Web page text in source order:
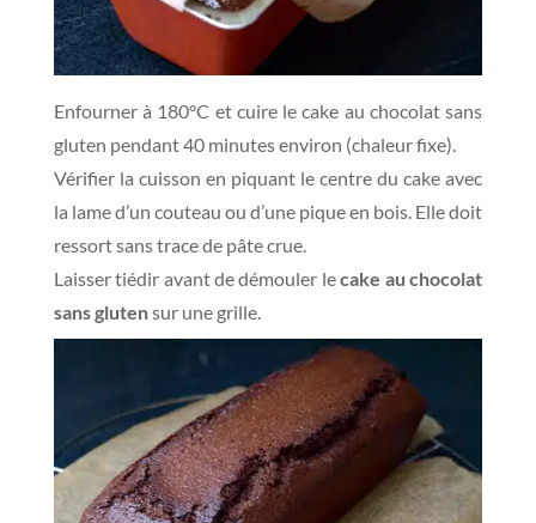
Enfourner à 180°C et cuire le cake au chocolat sans
gluten pendant 40 minutes environ (chaleur fixe).
Vérifier la cuisson en piquant le centre du cake avec
la lame d’un couteau ou d’une pique en bois. Elle doit
ressort sans trace de pâte crue.
Laisser tiédir avant de démouler lecake au chocolat
sans glutensur une grille.